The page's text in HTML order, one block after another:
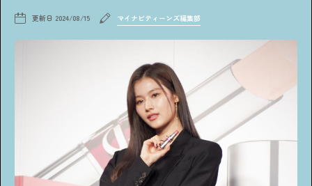
トレンド
診断
特集・連載 社会体験
アンケート プレゼント
更新日 2024/08/15 マイナビティーンズ編集部